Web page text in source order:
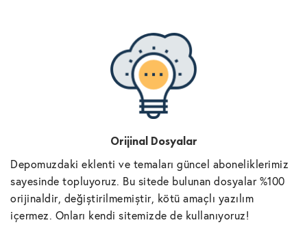
Orijinal Dosyalar
Depomuzdaki eklenti ve temaları güncel aboneliklerimiz
sayesinde topluyoruz. Bu sitede bulunan dosyalar %100
orijinaldir, değiştirilmemiştir, kötü amaçlı yazılım
içermez. Onları kendi sitemizde de kullanıyoruz!